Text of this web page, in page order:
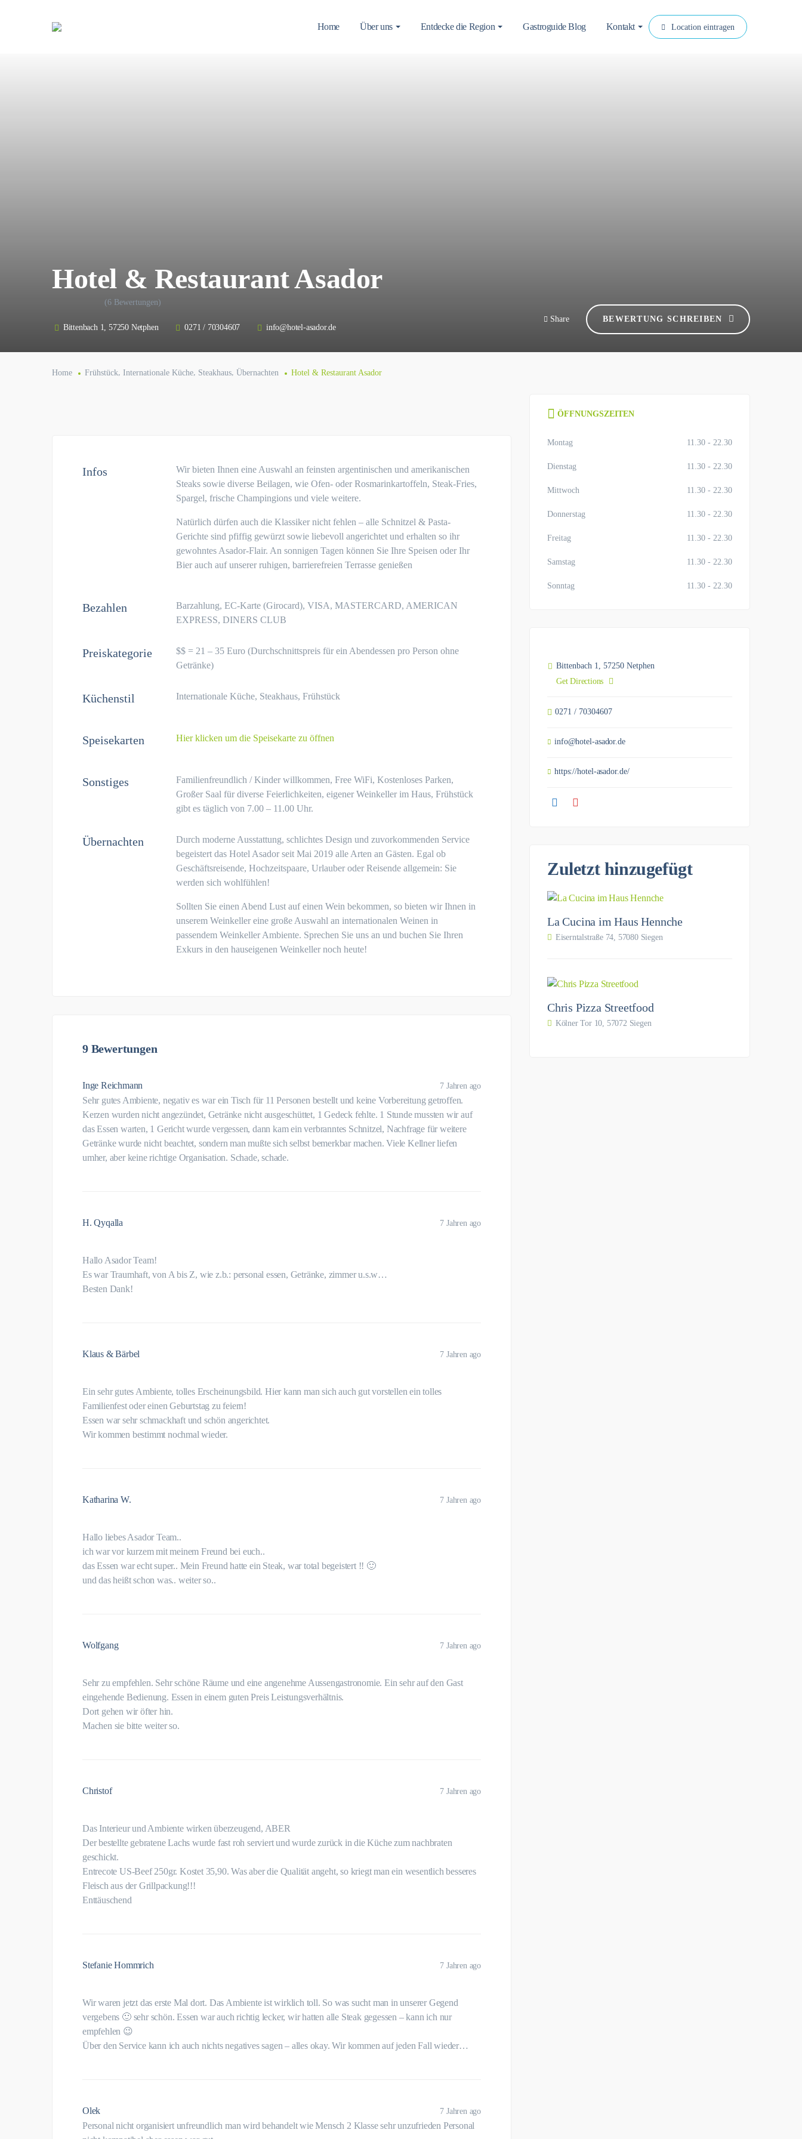
Home Über uns Entdecke die Region Gastroguide Blog Kontakt Location eintragen
Hotel & Restaurant Asador
(6 Bewertungen)
Bittenbach 1, 57250 Netphen 0271 / 70304607 info@hotel-asador.de
Share BEWERTUNG SCHREIBEN
Home Frühstück, Internationale Küche, Steakhaus, Übernachten Hotel & Restaurant Asador
Infos
Wir bieten Ihnen eine Auswahl an feinsten argentinischen und amerikanischen
Steaks sowie diverse Beilagen, wie Ofen- oder Rosmarinkartoffeln, Steak-Fries,
Spargel, frische Champingions und viele weitere.
Natürlich dürfen auch die Klassiker nicht fehlen – alle Schnitzel & Pasta-
Gerichte sind pfiffig gewürzt sowie liebevoll angerichtet und erhalten so ihr
gewohntes Asador-Flair. An sonnigen Tagen können Sie Ihre Speisen oder Ihr
Bier auch auf unserer ruhigen, barrierefreien Terrasse genießen
Bezahlen
Barzahlung, EC-Karte (Girocard), VISA, MASTERCARD, AMERICAN
EXPRESS, DINERS CLUB
Preiskategorie
$$ = 21 – 35 Euro (Durchschnittspreis für ein Abendessen pro Person ohne
Getränke)
Küchenstil Internationale Küche, Steakhaus, Frühstück
Speisekarten Hier klicken um die Speisekarte zu öffnen
Sonstiges
Familienfreundlich / Kinder willkommen, Free WiFi, Kostenloses Parken,
Großer Saal für diverse Feierlichkeiten, eigener Weinkeller im Haus, Frühstück
gibt es täglich von 7.00 – 11.00 Uhr.
Übernachten
Durch moderne Ausstattung, schlichtes Design und zuvorkommenden Service
begeistert das Hotel Asador seit Mai 2019 alle Arten an Gästen. Egal ob
Geschäftsreisende, Hochzeitspaare, Urlauber oder Reisende allgemein: Sie
werden sich wohlfühlen!
Sollten Sie einen Abend Lust auf einen Wein bekommen, so bieten wir Ihnen in
unserem Weinkeller eine große Auswahl an internationalen Weinen in
passendem Weinkeller Ambiente. Sprechen Sie uns an und buchen Sie Ihren
Exkurs in den hauseigenen Weinkeller noch heute!
9 Bewertungen
Inge Reichmann 7 Jahren ago
Sehr gutes Ambiente, negativ es war ein Tisch für 11 Personen bestellt und keine Vorbereitung getroffen.
Kerzen wurden nicht angezündet, Getränke nicht ausgeschüttet, 1 Gedeck fehlte. 1 Stunde mussten wir auf
das Essen warten, 1 Gericht wurde vergessen, dann kam ein verbranntes Schnitzel, Nachfrage für weitere
Getränke wurde nicht beachtet, sondern man mußte sich selbst bemerkbar machen. Viele Kellner liefen
umher, aber keine richtige Organisation. Schade, schade.
H. Qyqalla 7 Jahren ago
Hallo Asador Team!
Es war Traumhaft, von A bis Z, wie z.b.: personal essen, Getränke, zimmer u.s.w…
Besten Dank!
Klaus & Bärbel 7 Jahren ago
Ein sehr gutes Ambiente, tolles Erscheinungsbild. Hier kann man sich auch gut vorstellen ein tolles
Familienfest oder einen Geburtstag zu feiern!
Essen war sehr schmackhaft und schön angerichtet.
Wir kommen bestimmt nochmal wieder.
Katharina W. 7 Jahren ago
Hallo liebes Asador Team..
ich war vor kurzem mit meinem Freund bei euch..
das Essen war echt super.. Mein Freund hatte ein Steak, war total begeistert !! 🙂
und das heißt schon was.. weiter so..
Wolfgang 7 Jahren ago
Sehr zu empfehlen. Sehr schöne Räume und eine angenehme Aussengastronomie. Ein sehr auf den Gast
eingehende Bedienung. Essen in einem guten Preis Leistungsverhältnis.
Dort gehen wir öfter hin.
Machen sie bitte weiter so.
Christof 7 Jahren ago
Das Interieur und Ambiente wirken überzeugend, ABER
Der bestellte gebratene Lachs wurde fast roh serviert und wurde zurück in die Küche zum nachbraten
geschickt.
Entrecote US-Beef 250gr. Kostet 35,90. Was aber die Qualität angeht, so kriegt man ein wesentlich besseres
Fleisch aus der Grillpackung!!!
Enttäuschend
Stefanie Hommrich 7 Jahren ago
Wir waren jetzt das erste Mal dort. Das Ambiente ist wirklich toll. So was sucht man in unserer Gegend
vergebens 🙂 sehr schön. Essen war auch richtig lecker, wir hatten alle Steak gegessen – kann ich nur
empfehlen 😉
Über den Service kann ich auch nichts negatives sagen – alles okay. Wir kommen auf jeden Fall wieder…
Olek 7 Jahren ago
Personal nicht organisiert unfreundlich man wird behandelt wie Mensch 2 Klasse sehr unzufrieden Personal
ÖFFNUNGSZEITEN
Montag 11.30 - 22.30
Dienstag 11.30 - 22.30
Mittwoch 11.30 - 22.30
Donnerstag 11.30 - 22.30
Freitag 11.30 - 22.30
Samstag 11.30 - 22.30
Sonntag 11.30 - 22.30
Bittenbach 1, 57250 Netphen
Get Directions
0271 / 70304607
info@hotel-asador.de
https://hotel-asador.de/
Zuletzt hinzugefügt
La Cucina im Haus Hennche
Eiserntalstraße 74, 57080 Siegen
Chris Pizza Streetfood
Kölner Tor 10, 57072 Siegen